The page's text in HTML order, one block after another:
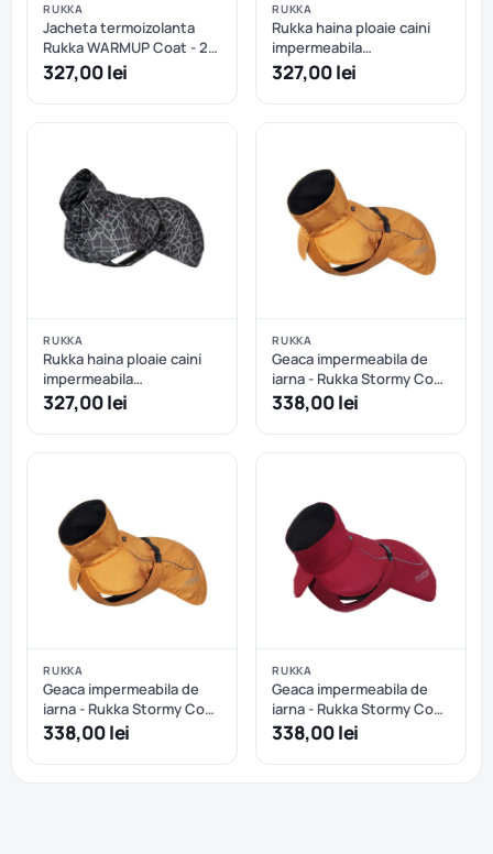
RUKKA
Jacheta termoizolanta
Rukka WARMUP Coat - 25
cm
327,00 lei
RUKKA
Rukka haina ploaie caini
impermeabila
reflectorizanta - Dark - 50
cm
327,00 lei
RUKKA
Rukka haina ploaie caini
impermeabila
reflectorizanta - Dark - 55
327,00 lei
RUKKA
Geaca impermeabila de
iarna - Rukka Stormy Coat
- Abricot - 35 cm
338,00 lei
RUKKA
Geaca impermeabila de
iarna - Rukka Stormy Coat
- Abricot - 45 cm
338,00 lei
RUKKA
Geaca impermeabila de
iarna - Rukka Stormy Coat
- Burgundy - 40 cm
338,00 lei